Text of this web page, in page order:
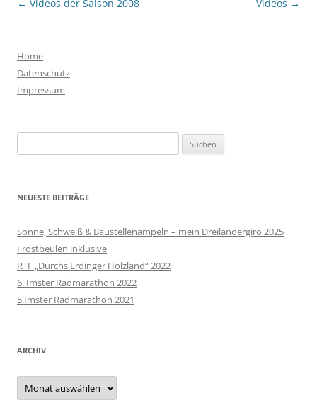
Beitragsnavigation
← Videos der Saison 2008 Videos →
Home
Datenschutz
Impressum
nach:
NEUESTE BEITRÄGE
Sonne, Schweiß & Baustellenampeln – mein Dreiländergiro 2025
Frostbeulen inklusive
RTF „Durchs Erdinger Holzland“ 2022
6. Imster Radmarathon 2022
5.Imster Radmarathon 2021
ARCHIV
Archiv